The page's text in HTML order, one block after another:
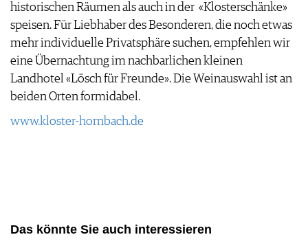
historischen Räumen als auch in der «Klosterschänke»
speisen. Für Liebhaber des Besonderen, die noch etwas
mehr individuelle Privatsphäre suchen, empfehlen wir
eine Übernachtung im nachbarlichen kleinen
Landhotel «Lösch für Freunde». Die Weinauswahl ist an
beiden Orten formidabel.
www.kloster-hornbach.de
Das könnte Sie auch interessieren